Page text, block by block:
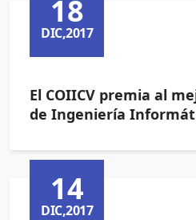
18
DIC,2017
El COIICV premia al
de Ingeniería
14
DIC,2017